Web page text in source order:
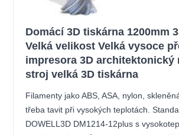
Domácí 3D tiskárna 1200mm
Velká velikost Velká vysoce
impresora 3D architektonický
stroj velká 3D tiskárna
Filamenty jako ABS, ASA, nylon,
třeba tavit při vysokých teplotách.
DOWELL3D DM1214-12plus s